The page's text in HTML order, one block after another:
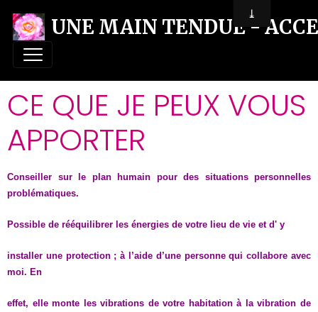
UNE MAIN TENDUE -
CE QUE JE PEUX VOUS
APPORTER
Conseiller sur le plan humain pour des situations personnelles
problématiques.
Possible de rééquilibrer les énergies de votre lieu de vie et d' y
installer une protection ; à l’aide d’une personne qui collabore avec
moi. En
effet, elle monte les vibrations de votre habitation à la vibration de